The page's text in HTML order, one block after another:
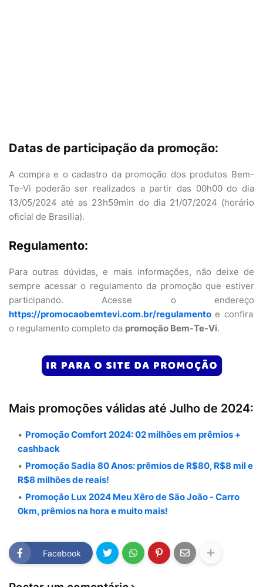
Datas de participação da promoção:
A compra e o cadastro da promoção dos produtos Bem-
Te-Vi poderão ser realizados a partir das 00h00 do dia
13/05/2024 até as 23h59min do dia 21/07/2024 (horário
oficial de Brasília).
Regulamento:
Para outras dúvidas, e mais informações, não deixe de
sempre acessar o regulamento da promoção que estiver
participando. Acesse o endereço
https://promocaobemtevi.com.br/regulamento e confira
o regulamento completo da promoção Bem-Te-Vi.
Mais promoções válidas até Julho de 2024:
Promoção Comfort 2024: 02 milhões em prêmios +
cashback
Promoção Sadia 80 Anos: prêmios de R$80, R$8 mil e
R$8 milhões de reais!
Promoção Lux 2024 Meu Xêro de São João - Carro
0km, prêmios na hora e muito mais!
Facebook